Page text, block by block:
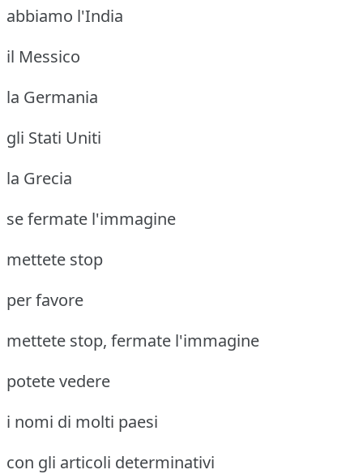
abbiamo l'India
il Messico
la Germania
gli Stati Uniti
la Grecia
se fermate l'immagine
mettete stop
per favore
mettete stop, fermate l'immagine
potete vedere
i nomi di molti paesi
con gli articoli determinativi